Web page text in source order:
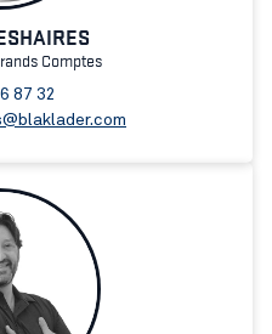
Comptes
87 32